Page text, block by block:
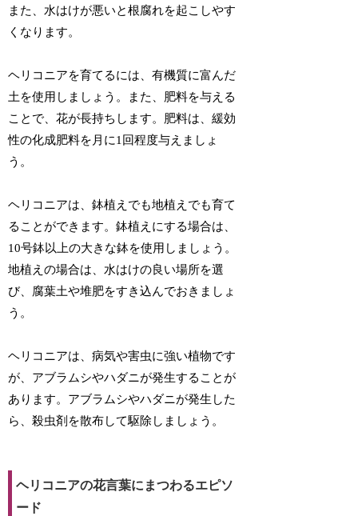
また、水はけが悪いと根腐れを起こしやす
くなります。
ヘリコニアを育てるには、有機質に富んだ
土を使用しましょう。また、肥料を与える
ことで、花が長持ちします。肥料は、緩効
性の化成肥料を月に1回程度与えましょ
う。
ヘリコニアは、鉢植えでも地植えでも育て
ることができます。鉢植えにする場合は、
10号鉢以上の大きな鉢を使用しましょう。
地植えの場合は、水はけの良い場所を選
び、腐葉土や堆肥をすき込んでおきましょ
う。
ヘリコニアは、病気や害虫に強い植物です
が、アブラムシやハダニが発生することが
あります。アブラムシやハダニが発生した
ら、殺虫剤を散布して駆除しましょう。
ヘリコニアの花言葉にまつわるエピソ
ード